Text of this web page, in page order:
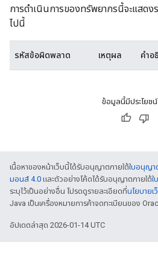
การดำเนินการของทรัพยากรนี้จะแสด
ไปนี้
รหัสข้อผิดพลาด เหตุผล คำอ
ข้อมูลนี้มีประโยชน์
เนื้อหาของหน้าเว็บนี้ได้รับอนุญาตภายใต้ใบอนุญา
มอนส์ 4.0 และตัวอย่างโค้ดได้รับอนุญาตภายใต้ใ
ระบุไว้เป็นอย่างอื่น โปรดดูรายละเอียดที่นโยบาย
Java เป็นเครื่องหมายการค้าจดทะเบียนของ
อัปเดตล่าสุด 2026-01-14 UTC